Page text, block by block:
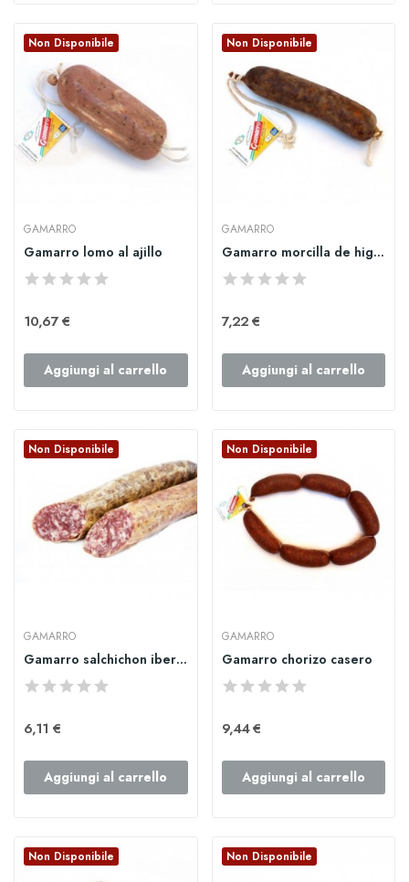
Non Disponibile
GAMARRO
Gamarro lomo al ajillo
10,67 €
Aggiungi al carrello
Non Disponibile
GAMARRO
Gamarro morcilla de higado
7,22 €
Aggiungi al carrello
Non Disponibile
GAMARRO
Gamarro salchichon iberico
6,11 €
Aggiungi al carrello
Non Disponibile
GAMARRO
Gamarro chorizo casero
9,44 €
Aggiungi al carrello
Non Disponibile Non Disponibile